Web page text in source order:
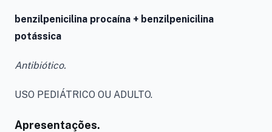
benzilpenicilina procaína + benzilpenicilina
potássica
Antibiótico.
USO PEDIÁTRICO OU ADULTO.
Apresentações.